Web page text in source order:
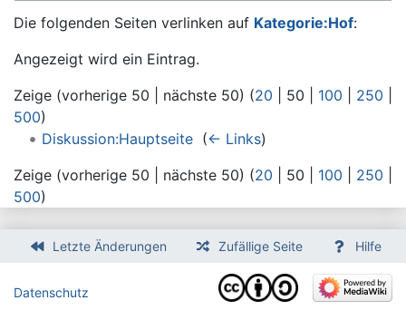
Die folgenden Seiten verlinken auf Kategorie:Hof:
Angezeigt wird ein Eintrag.
Zeige (vorherige 50 nächste 50) (20 50 100 250
500)
Diskussion:Hauptseite‎ (← Links)
Zeige (vorherige 50 nächste 50) (20 50 100 250
500)
Letzte Änderungen Zufällige Seite Hilfe
Datenschutz